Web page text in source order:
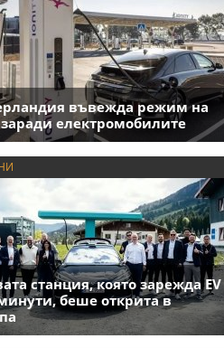
въвежда режим на
заради електромобилите
станция, която зарежда EV
беше открита в